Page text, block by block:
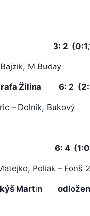
2
M.Buday
Žilina 6: 2
– Dolník, Bukový
6: 4
Poliak – Fonš
Martin